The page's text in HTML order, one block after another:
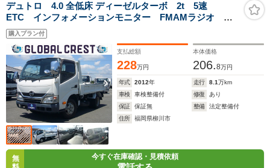
デュトロ 4.0 全低床 ディーゼルターボ 2t 5速
ETC インフォメーションモニター FMAMラジオ 運
転席エアバック ABS ECOモード メッキグリル メ
ッキミラー コボレーン リヤ修復歴 荷台新塗装済み
購入プラン付
支払総額
228万円
本体価格
206.8万円
年式 2012年 走行 8.1万km
車検
車検整備付 修復
あり
保証
保証無 整備
法定整備付
住所
福岡県柳川市
無
今すぐ在庫確認・見積依頼